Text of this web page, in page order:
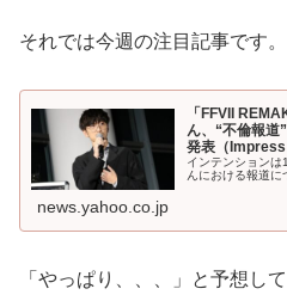
それでは今週の注目記事です。
「FFVII
ん、“不倫報道
発表（
インテンションは
んにおける報道に
news.yahoo.co.jp
「やっぱり、、、」と予想し